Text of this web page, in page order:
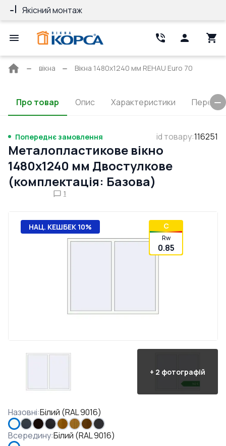
Якісний монтаж
Головна
вікна Вікна 1480x1240 мм REHAU Euro 70
Про товар Опис Характеристики
Попереднє замовлення id товару:116251
Металопластикове вікно
1480x1240 мм Двостулкове
(комплектація: Базова)
1
НАЦ. КЕШБЕК 10% C
Rw
0.85
+ 2 фотографій
Назовні:Білий (RAL 9016)
Всередину:Білий (RAL 9016)